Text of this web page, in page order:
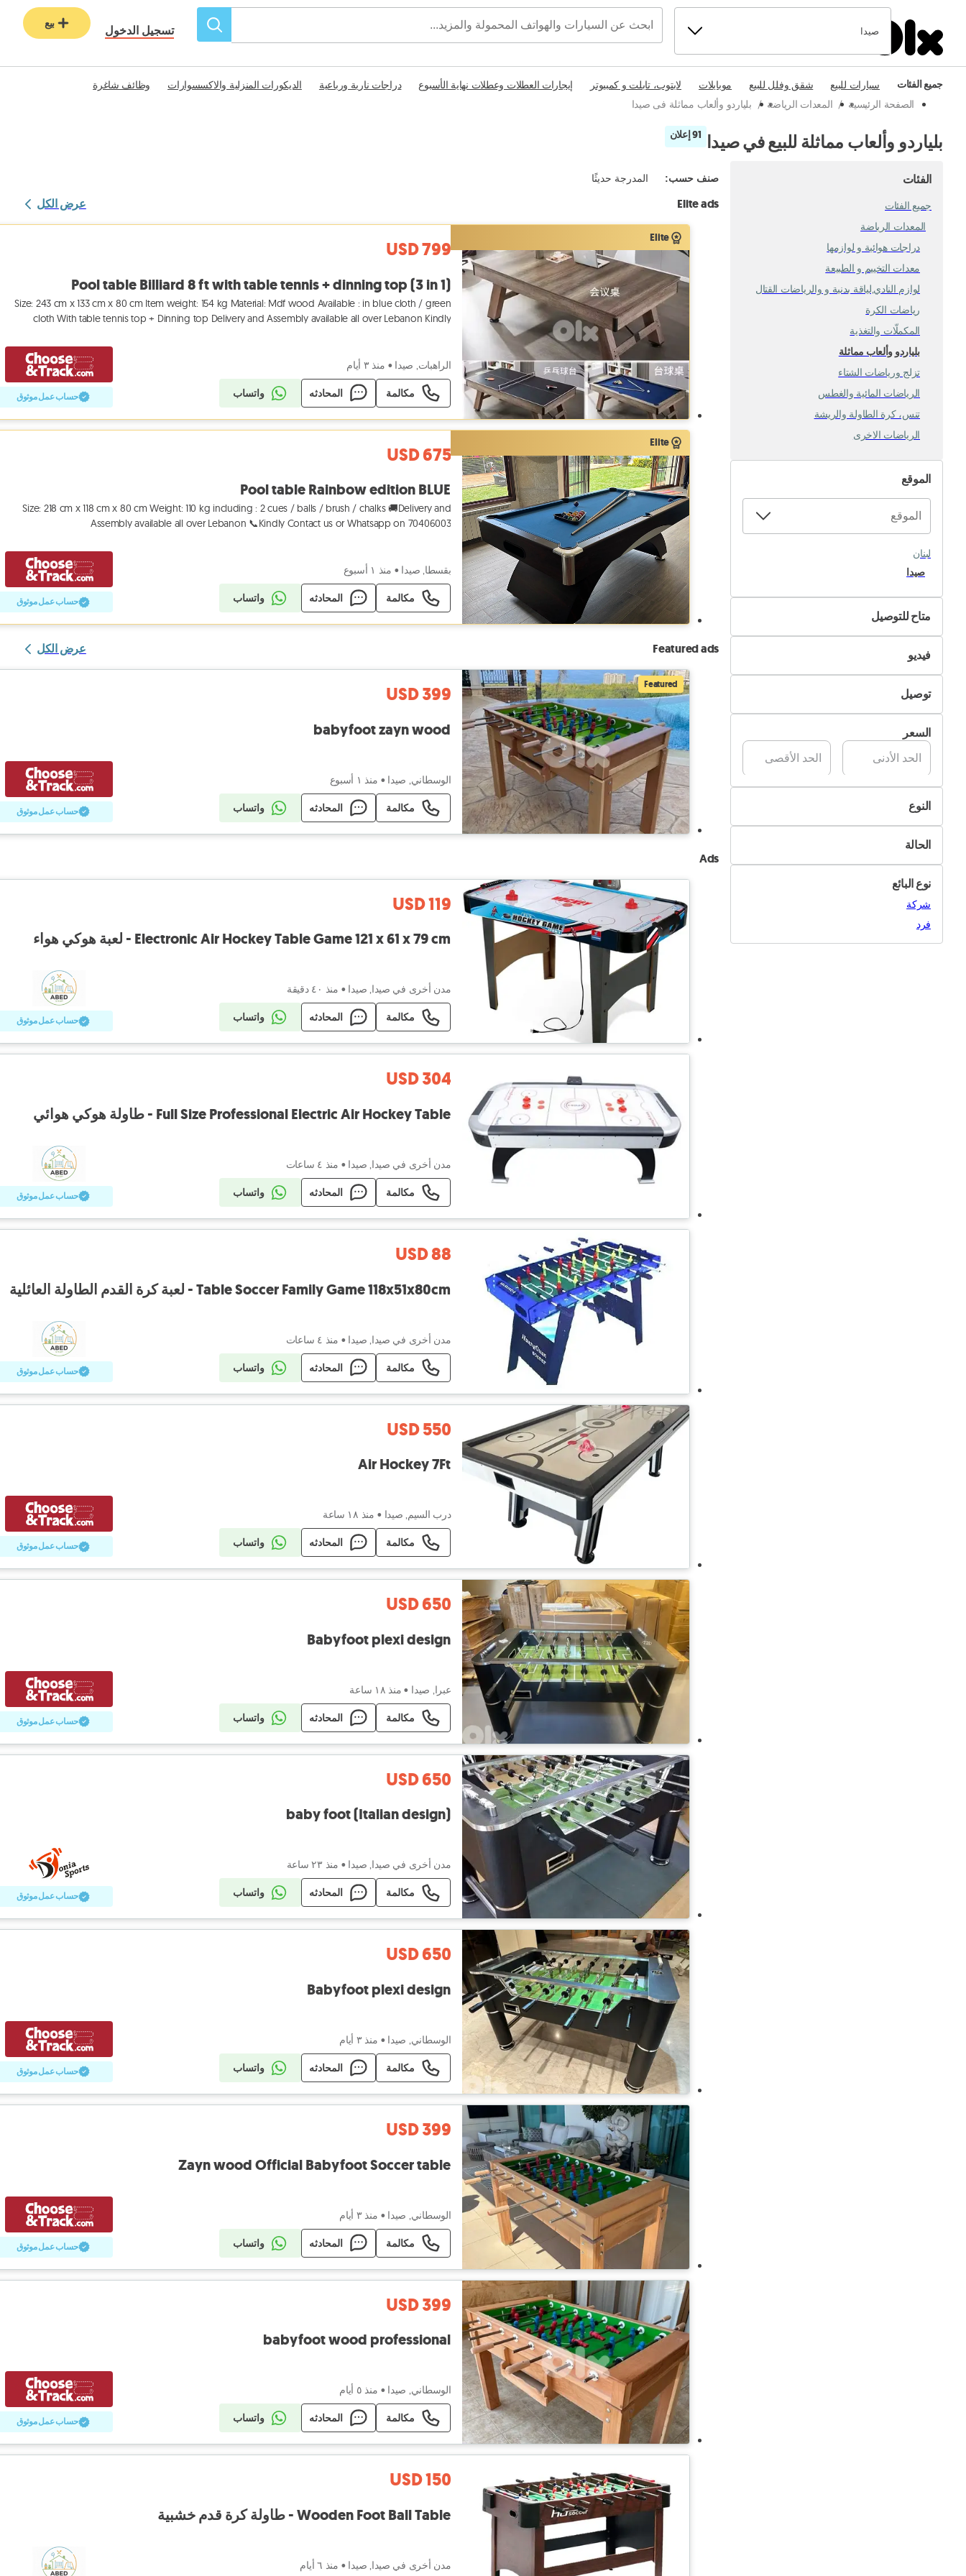
صيدا تسجيل الدخول
بيع
جميع الفئات سيارات للبيع شقق وفلل للبيع موبايلات لابتوب، تابلت و كمبيوتر إيجارات العطلات وعطلات نهاية الأسبوع دراجات نارية ورباعية الديكورات المنزلية والاكسسوارات
وظائف شاغرة
الصفحة الرئيسية / المعدات الرياضة / بلياردو وألعاب مماثلة فى صيدا
بلياردو وألعاب مماثلة للبيع في صيدا 91 إعلان
الفئات
جميع الفئات
المعدات الرياضة
دراجات هوائية و لوازمها
معدات التخييم و الطبيعة
لوازم النادي,لياقة بدنية و والرياضات القتال
رياضات الكرة
المكملّات والتغذية
بلياردو وألعاب مماثلة
تزلج ورياضات الشتاء
الرياضات المائية والغطس
تنس، كرة الطاولة والريشة
الرياضات الاخرى
الموقع
لبنان
صيدا
متاح للتوصيل
لا
نعمفيديو
غير متوفر
متوفرتوصيل
التسليم الذاتي
تسليم Pik&Dropالسعر
النوع
كرة قدم الطاولة
بلياردو وسنوكرالحالة
جديد
مستعملنوع البائع
شركة
فرد
صنف حسب: المدرجة حديثًا
Elite ads عرض الكل
Elite
USD 799
Pool table Billiard 8 ft with table tennis + dinning top (3 in 1)
Size: 243 cm x 133 cm x 80 cm Item weight: 154 kg Material: Mdf wood Available : in blue cloth / green
cloth With table tennis top + Dinning top Delivery and Assembly available all over Lebanon Kindly
الراهبات, صيدا • منذ ٣ أيام
مكالمة المحادثه واتساب حساب عمل موثوق
Elite
USD 675
Pool table Rainbow edition BLUE
Size: 218 cm x 118 cm x 80 cm Weight: 110 kg including : 2 cues / balls / brush / chalks 🚚Delivery and
Assembly available all over Lebanon 📞Kindly Contact us or Whatsapp on 70406003
بقسطا, صيدا • منذ ١ أسبوع
مكالمة المحادثه واتساب حساب عمل موثوق
Featured ads عرض الكل
Featured
USD 399
babyfoot zayn wood
الوسطاني, صيدا • منذ ١ أسبوع
مكالمة المحادثه واتساب حساب عمل موثوق
Ads
USD 119
Electronic Air Hockey Table Game 121 x 61 x 79 cm - لعبة هوكي هواء
مدن أخرى في صيدا, صيدا • منذ ٤۰ دقيقة
مكالمة المحادثه واتساب حساب عمل موثوق
USD 304
Full Size Professional Electric Air Hockey Table - طاولة هوكي هوائي
مدن أخرى في صيدا, صيدا • منذ ٤ ساعات
مكالمة المحادثه واتساب حساب عمل موثوق
USD 88
Table Soccer Family Game 118x51x80cm - لعبة كرة القدم الطاولة العائلية
مدن أخرى في صيدا, صيدا • منذ ٤ ساعات
مكالمة المحادثه واتساب حساب عمل موثوق
USD 550
Air Hockey 7Ft
درب السيم, صيدا • منذ ١٨ ساعة
مكالمة المحادثه واتساب حساب عمل موثوق
USD 650
Babyfoot plexi design
عبرا, صيدا • منذ ١٨ ساعة
مكالمة المحادثه واتساب حساب عمل موثوق
USD 650
baby foot (Italian design)
مدن أخرى في صيدا, صيدا • منذ ٢٣ ساعة
مكالمة المحادثه واتساب حساب عمل موثوق
USD 650
Babyfoot plexi design
الوسطاني, صيدا • منذ ٣ أيام
مكالمة المحادثه واتساب حساب عمل موثوق
USD 399
Zayn wood Official Babyfoot Soccer table
الوسطاني, صيدا • منذ ٣ أيام
مكالمة المحادثه واتساب حساب عمل موثوق
USD 399
babyfoot wood professional
الوسطاني, صيدا • منذ ٥ أيام
مكالمة المحادثه واتساب حساب عمل موثوق
USD 150
Wooden Foot Ball Table - طاولة كرة قدم خشبية
مدن أخرى في صيدا, صيدا • منذ ٦ أيام